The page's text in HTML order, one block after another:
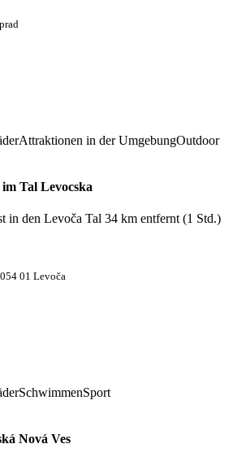
Attraktionen in der UmgebungOutdoor
Tal Levocska
in den Levoča Tal 34 km entfernt (1 Std.)
01 Levoča
SchwimmenSport
Nová Ves